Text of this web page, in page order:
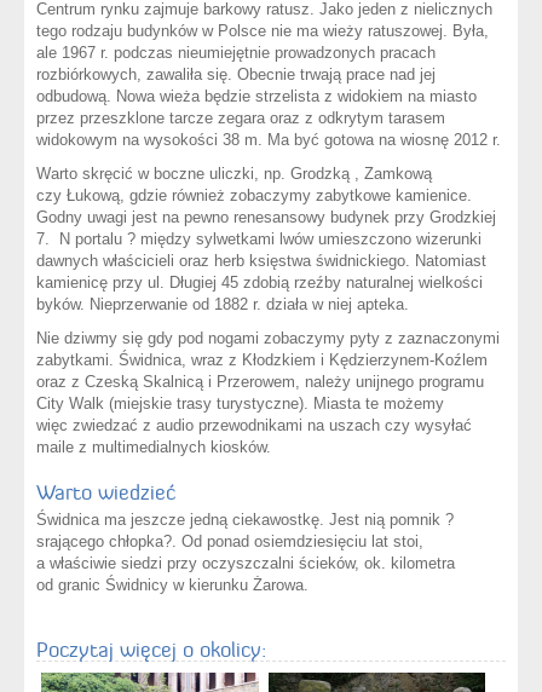
Centrum rynku zajmuje barkowy ratusz. Jako jeden z nielicznych
tego rodzaju budynków w Polsce nie ma wieży ratuszowej. Była,
ale 1967 r. podczas nieumiejętnie prowadzonych pracach
rozbiórkowych, zawaliła się. Obecnie trwają prace nad jej
odbudową. Nowa wieża będzie strzelista z widokiem na miasto
przez przeszklone tarcze zegara oraz z odkrytym tarasem
widokowym na wysokości 38 m. Ma być gotowa na wiosnę 2012 r.
Warto skręcić w boczne uliczki, np. Grodzką , Zamkową
czy Łukową, gdzie również zobaczymy zabytkowe kamienice.
Godny uwagi jest na pewno renesansowy budynek przy Grodzkiej
7. N portalu ? między sylwetkami lwów umieszczono wizerunki
dawnych właścicieli oraz herb księstwa świdnickiego. Natomiast
kamienicę przy ul. Długiej 45 zdobią rzeźby naturalnej wielkości
byków. Nieprzerwanie od 1882 r. działa w niej apteka.
Nie dziwmy się gdy pod nogami zobaczymy pyty z zaznaczonymi
zabytkami. Świdnica, wraz z Kłodzkiem i Kędzierzynem-Koźlem
oraz z Czeską Skalnicą i Przerowem, należy unijnego programu
City Walk (miejskie trasy turystyczne). Miasta te możemy
więc zwiedzać z audio przewodnikami na uszach czy wysyłać
maile z multimedialnych kiosków.
Warto wiedzieć
Świdnica ma jeszcze jedną ciekawostkę. Jest nią pomnik ?
srającego chłopka?. Od ponad osiemdziesięciu lat stoi,
a właściwie siedzi przy oczyszczalni ścieków, ok. kilometra
od granic Świdnicy w kierunku Żarowa.
Poczytaj więcej o okolicy: